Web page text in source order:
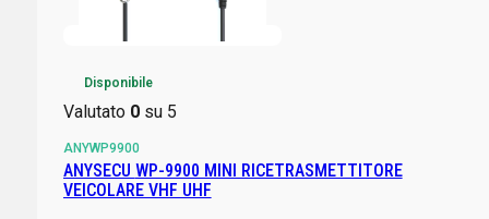
Disponibile
Valutato 0su 5
ANYWP9900
ANYSECU WP-9900 MINI RICETRASMETTITORE
VEICOLARE VHF UHF